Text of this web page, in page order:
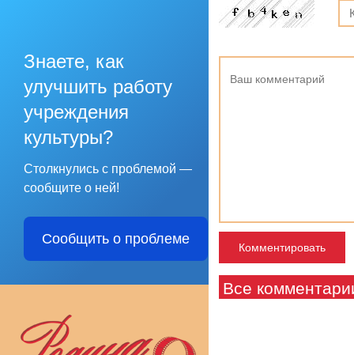
Знаете, как
улучшить работу
учреждения
культуры?
Столкнулись с проблемой —
сообщите о ней!
Сообщить о проблеме
Все